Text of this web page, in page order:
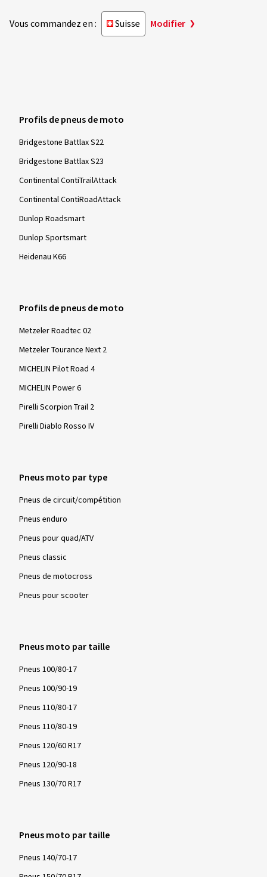
Vous commandez en : Suisse Modifier
Profils de pneus de moto
Bridgestone Battlax S22
Bridgestone Battlax S23
Continental ContiTrailAttack
Continental ContiRoadAttack
Dunlop Roadsmart
Dunlop Sportsmart
Heidenau K66
Profils de pneus de moto
Metzeler Roadtec 02
Metzeler Tourance Next 2
MICHELIN Pilot Road 4
MICHELIN Power 6
Pirelli Scorpion Trail 2
Pirelli Diablo Rosso IV
Pneus moto par type
Pneus de circuit/compétition
Pneus enduro
Pneus pour quad/ATV
Pneus classic
Pneus de motocross
Pneus pour scooter
Pneus moto par taille
Pneus 100/80-17
Pneus 100/90-19
Pneus 110/80-17
Pneus 110/80-19
Pneus 120/60 R17
Pneus 120/90-18
Pneus 130/70 R17
Pneus moto par taille
Pneus 140/70-17